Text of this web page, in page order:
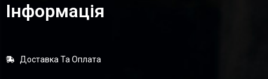
Інформація
Доставка Та Оплата